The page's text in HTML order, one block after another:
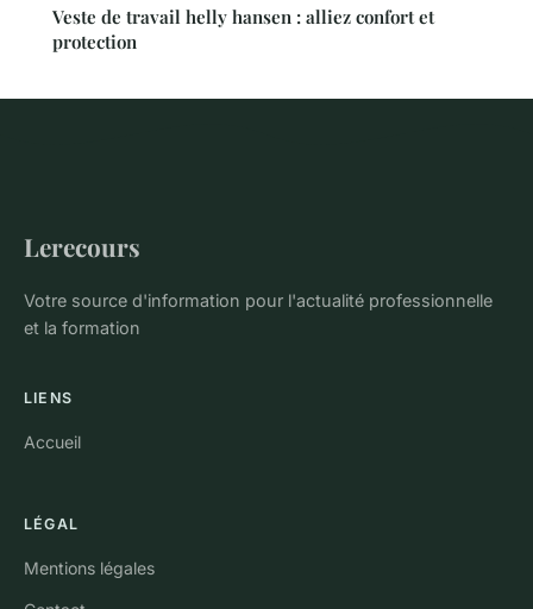
Veste de travail helly hansen : alliez confort et
protection
Lerecours
Votre source d'information pour l'actualité professionnelle
et la formation
LIENS
Accueil
LÉGAL
Mentions légales